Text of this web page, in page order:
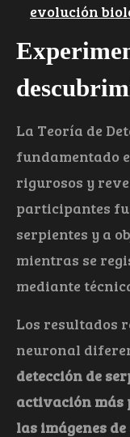
evolución
La Teoría de
fundamentado
rigurosos y
participantes
serpientes y a
mientras se
mediante
Los resultados
neuronal
detección de
activación más
las imágenes